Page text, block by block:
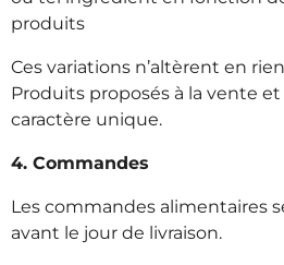
produits
Ces variations n’altèrent en
Produits proposés à la vente
caractère unique.
4. Commandes
Les commandes alimentaires
avant le jour de livraison.